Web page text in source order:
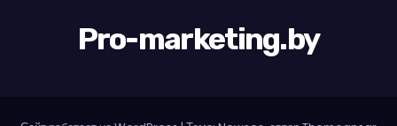
Pro-marketing.by